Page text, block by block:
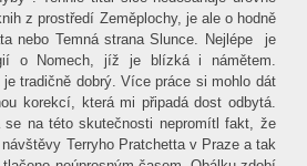
z prostředí Zeměplochy, je ale o hodně
nebo Temná strana Slunce. Nejlépe
je
o Nomech, jíž je blízká i námětem.
tradičně dobrý. Více práce si mohlo dát
korekcí, která mi připadá dost odbytá.
se na této skutečnosti nepromítl fakt, že
Terryho Pratchetta v Praze a tak